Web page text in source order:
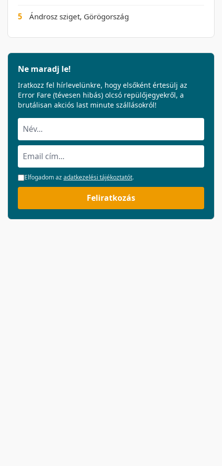
5 Ándrosz sziget, Görögország
Ne maradj le!
Iratkozz fel hírlevelünkre, hogy elsőként értesülj az
Error Fare (tévesen hibás) olcsó repülőjegyekről, a
brutálisan akciós last minute szállásokról!
Elfogadom azadatkezelési tájékoztatót.
Feliratkozás